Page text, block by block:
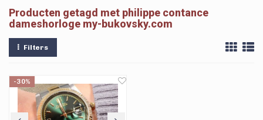
Producten getagd met philippe contance
dameshorloge my-bukovsky.com
Filters
-30%